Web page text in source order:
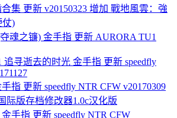
集 更新 v20150323 增加 戰地風雲：強
仗)
魂之镰) 金手指 更新 AURORA TU1
追寻逝去的时光 金手指 更新 speedfly
指 更新 speedfly NTR CFW v20170309
际版存档修改器1.0c汉化版
手指 更新 speedfly NTR CFW